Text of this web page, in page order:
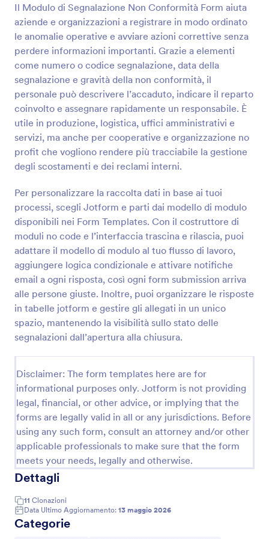
Il Modulo di Segnalazione Non Conformità Form aiuta
aziende e organizzazioni a registrare in modo ordinato
le anomalie operative e avviare azioni correttive senza
perdere informazioni importanti. Grazie a elementi
come numero o codice segnalazione, data della
segnalazione e gravità della non conformità, il
personale può descrivere l’accaduto, indicare il reparto
coinvolto e assegnare rapidamente un responsabile. È
utile in produzione, logistica, uffici amministrativi e
servizi, ma anche per cooperative e organizzazione no
profit che vogliono rendere più tracciabile la gestione
degli scostamenti e dei reclami interni.
Per personalizzare la raccolta dati in base ai tuoi
processi, scegli Jotform e parti dai modello di modulo
disponibili nei Form Templates. Con il costruttore di
moduli no code e l’interfaccia trascina e rilascia, puoi
adattare il modello di modulo al tuo flusso di lavoro,
aggiungere logica condizionale e attivare notifiche
email a ogni risposta, così ogni form submission arriva
alle persone giuste. Inoltre, puoi organizzare le risposte
in tabelle jotform e gestire gli allegati in un unico
spazio, mantenendo la visibilità sullo stato delle
segnalazioni dall’apertura alla chiusura.
Disclaimer: The form templates here are for
informational purposes only. Jotform is not providing
legal, financial, or other advice, or implying that the
forms are legally valid in all or any jurisdictions. Before
using any such form, consult an attorney and/or other
applicable professionals to make sure that the form
meets your needs, legally and otherwise.
Dettagli
11 Clonazioni
Data Ultimo Aggiornamento: 13 maggio 2026
Categorie
Anteprima
Modulo Di Segnalazione Qualità
Raccogli e organizza segnalazioni di non conformità
e problemi operativi con il Modulo di Segnalazione
collection e la gestione delle risposte.
Go to Category:
Sondaggi sulla Qualità
Usa Template
Anteprima